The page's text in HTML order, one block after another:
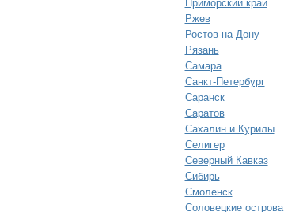
Приморский край
Ржев
Ростов-на-Дону
Рязань
Самара
Санкт-Петербург
Саранск
Саратов
Сахалин и Курилы
Селигер
Северный Кавказ
Сибирь
Смоленск
Соловецкие острова